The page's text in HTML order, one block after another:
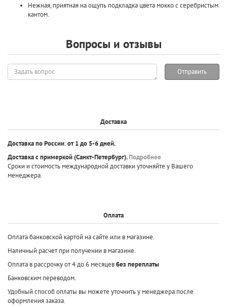
Нежная, приятная на ощупь подкладка цвета мокко с серебристым
кантом.
Вопросы и отзывы
Задать
вопрос
Отправить
Доставка
Доставка по России:от 1 до 5-6 дней.
Доставка с примеркой(Санкт-Петербург).Подробнее
Сроки и стоимость международной доставки уточняйте у Вашего
менеджера.
Оплата
Оплата банковской картой на сайте или в магазине.
Наличный расчет при получении в магазине.
Оплата в рассрочку от 4 до 6 месяцевбез переплаты
Банковским переводом.
Удобный способ оплаты вы можете уточнить у менеджера после
оформления заказа.